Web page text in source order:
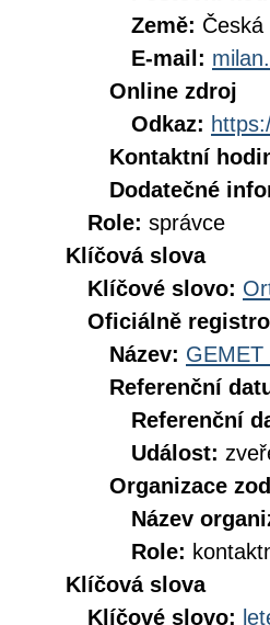
Země: Česká
E-mail:
Online zdroj
Odkaz:
Kontaktní
Dodatečné
Role: správce
Klíčová slova
Klíčové slovo:
Oficiálně
Název:
Referenční
Referenční
Událost:
Organizace
Název
Role:
Klíčová slova
Klíčové slovo: